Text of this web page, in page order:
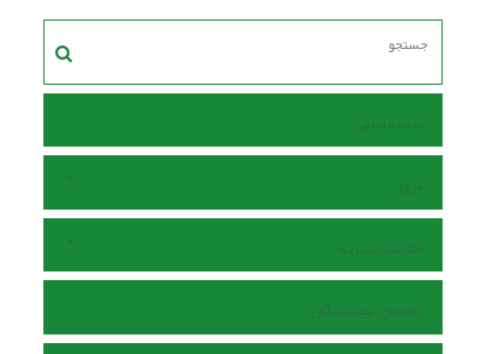
صفحه اصلی
مرور
اطلاعات نشریه
راهنمای نویسندگان